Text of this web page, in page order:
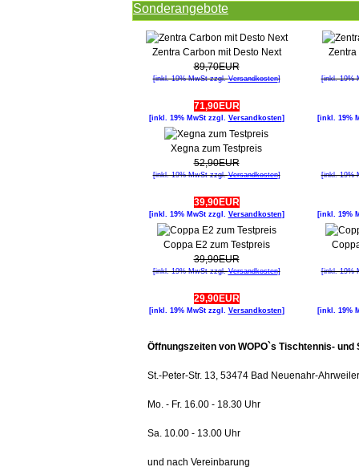
Sonderangebote
Zentra Carbon mit Desto Next
89,70EUR
[inkl. 19% MwSt zzgl.Versandkosten]
71,90EUR
[inkl. 19% MwSt zzgl. Versandkosten]
Zentra
[inkl. 19%
[inkl. 19%
Xegna zum Testpreis
52,90EUR
[inkl. 19% MwSt zzgl.Versandkosten]
39,90EUR
[inkl. 19% MwSt zzgl. Versandkosten]
[inkl. 19%
[inkl. 19%
Coppa E2 zum Testpreis
39,90EUR
[inkl. 19% MwSt zzgl.Versandkosten]
29,90EUR
[inkl. 19% MwSt zzgl. Versandkosten]
[inkl. 19%
[inkl. 19%
Öffnungszeiten von WOPO`s Tischtennis- und
St.-Peter-Str. 13, 53474 Bad Neuenahr-Ahrweiler
Mo. - Fr. 16.00 - 18.30 Uhr
Sa. 10.00 - 13.00 Uhr
und nach Vereinbarung